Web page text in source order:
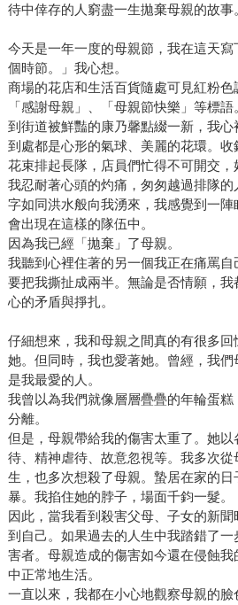
待中倖存的人窮盡一生拋棄母親的故事
今天是一年一度的母親節，我在這天
個時節。」我心想。
商場的花店和生活百貨隨處可見紅粉
「感謝母親」、「母親節快樂」等標
到街道被鮮豔的康乃馨點綴一新，我心
到處都是心形的氣球、美麗的花環。
花束排起長隊，店員們忙得不可開交，
我忍耐著心頭的灼痛，匆匆越過排隊
字如同洪水般向我湧來，我感覺到一
會出現在這樣的隊伍中。
因為我已經「拋棄」了母親。
我聽到心裡住著的另一個我正在痛罵
要把我撕扯成兩半。無論是否情願，
心的矛盾與掙扎。
仔細想來，我和母親之間真的有很多
她。但同時，我也愛著她。曾經，我
是我最愛的人。
我曾以為我們就像層層疊疊的年輪蛋
分離。
但是，母親帶給我的傷害太重了。她
待、精神虐待、故意忽視等。我多次
生，也多次想殺了母親。蟄居在家的
暴。我掐住她的脖子，場面千鈞一髮。
因此，當我看到殺害父母、子女的新
到自己。如果過去的人生中我踏錯了
害者。母親造成的傷害如今還在侵蝕
中正常地生活。
一直以來，我都在小心地觀察母親的